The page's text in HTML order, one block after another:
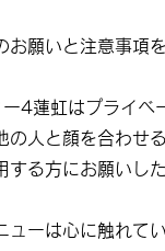
お願いと注意事項
4蓮虹はプライベ
の人と顔を合わせ
する方にお願いし
ューは心に触れて